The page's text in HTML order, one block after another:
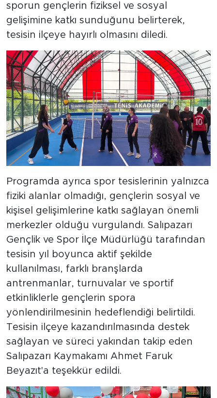
sporun gençlerin fiziksel ve sosyal
gelişimine katkı sunduğunu belirterek,
tesisin ilçeye hayırlı olmasını diledi.
Programda ayrıca spor tesislerinin yalnızca
fiziki alanlar olmadığı, gençlerin sosyal ve
kişisel gelişimlerine katkı sağlayan önemli
merkezler olduğu vurgulandı. Salıpazarı
Gençlik ve Spor İlçe Müdürlüğü tarafından
tesisin yıl boyunca aktif şekilde
kullanılması, farklı branşlarda
antrenmanlar, turnuvalar ve sportif
etkinliklerle gençlerin spora
yönlendirilmesinin hedeflendiği belirtildi.
Tesisin ilçeye kazandırılmasında destek
sağlayan ve süreci yakından takip eden
Salıpazarı Kaymakamı Ahmet Faruk
Beyazıt'a teşekkür edildi.